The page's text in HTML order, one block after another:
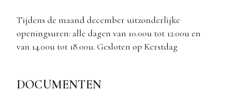
Tijdens de maand december uitzonderlijke
openingsuren: alle dagen van 10.00u tot 12.00u en
van 14.00u tot 18.00u. Gesloten op Kerstdag
DOCUMENTEN